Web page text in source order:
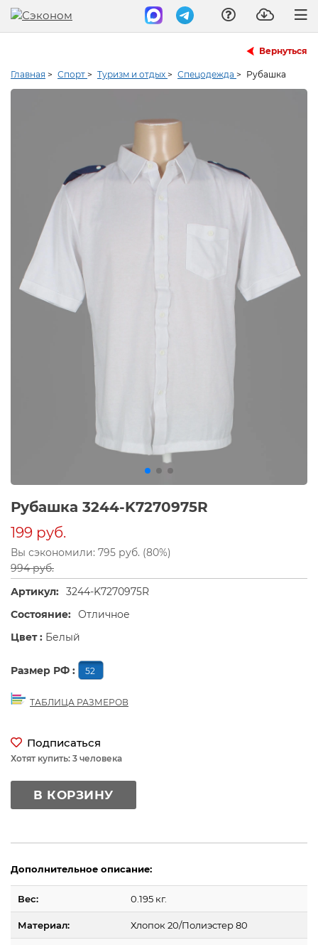
Вернуться
Главная > Спорт > Туризм и отдых > Спецодежда > Рубашка
Рубашка 3244-K7270975R
199 руб.
Вы сэкономили: 795 руб. (80%)
994 руб.
Артикул: 3244-K7270975R
Состояние: Отличное
Цвет : Белый
Размер РФ : 52
ТАБЛИЦА РАЗМЕРОВ
Подписаться
Хотят купить: 3 человека
В КОРЗИНУ
Дополнительное описание:
Вес: 0.195 кг.
Материал: Хлопок 20/Полиэстер 80